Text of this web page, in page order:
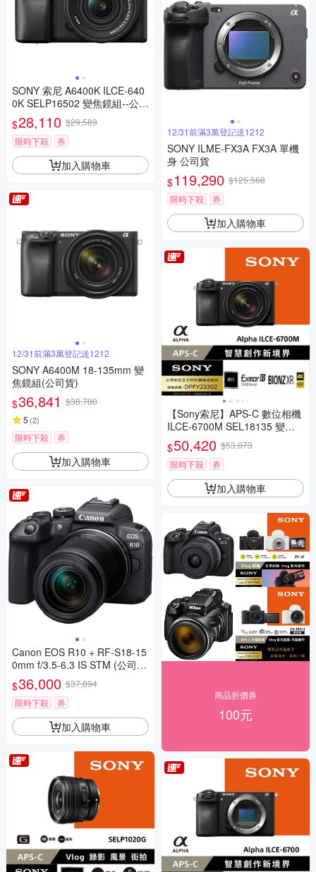
SONY 索尼 A6400K ILCE-640
0K SELP16502 變焦鏡組--公司
貨
$28,110 $29,589
限時下殺
券
加入購物車
12/31前滿3萬登記送1212
SONY A6400M 18-135mm 變
焦鏡組(公司貨)
$36,841 $38,780
5 (2)
限時下殺 券
加入購物車
Canon EOS R10 + RF-S18-15
0mm f/3.5-6.3 IS STM (公司
貨)
$36,000 $37,894
限時下殺
券
加入購物車
12/31前滿3萬登記送1212
SONY ILME-FX3A FX3A 單機
身 公司貨
$119,290 $125,568
限時下殺
券
加入購物車
【Sony索尼】APS-C 數位相機
ILCE-6700M SEL18135 變焦
鏡組 (公司貨 保固18+6個月)
$50,420 $53,073
限時下殺
券
加入購物車
商品折價券
100元